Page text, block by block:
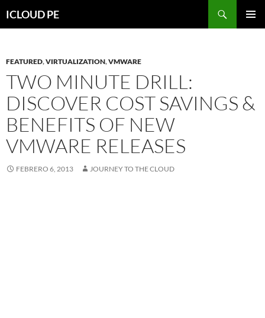
hacia
ICLOUD PE
FEATURED,VIRTUALIZATION,VMWARE
TWO MINUTE DRILL:
DISCOVER COST SAVINGS &
BENEFITS OF NEW
VMWARE RELEASES
FEBRERO 6, 2013 JOURNEY TO THE CLOUD